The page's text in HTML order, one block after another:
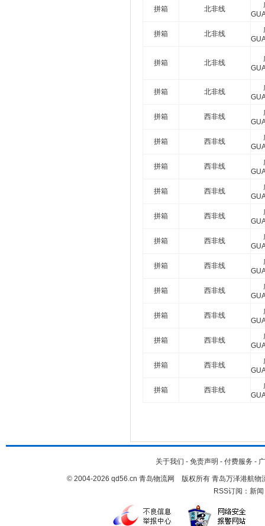
拼箱 北非线
拼箱 北非线
拼箱 北非线
拼箱 北非线
拼箱 西非线
拼箱 西非线
拼箱 西非线
拼箱 西非线
拼箱 西非线
拼箱 西非线
拼箱 西非线
拼箱 西非线
拼箱 西非线
拼箱 西非线
拼箱 西非线
拼箱 西非线
关于我们 - 免责声明 - 付费服务 -
© 2004-2026 qd56.cn 青岛物流网 版权所有 青岛万泽港航物
RSS订阅： 新闻